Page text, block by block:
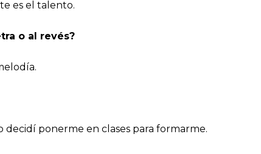
es el talento.
o al revés?
ponerme en clases para formarme.